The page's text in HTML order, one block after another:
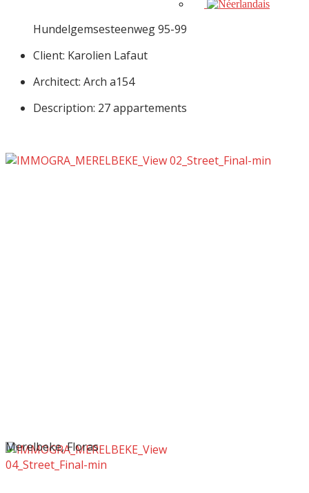
Hundelgemsesteenweg 95-99
Client: Karolien Lafaut
Architect: Arch a154
Description: 27 appartements
Merelbeke, Floras